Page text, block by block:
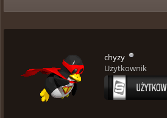
chyzy
Użytkownik